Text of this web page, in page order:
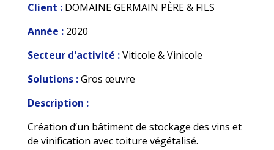
Client : DOMAINE GERMAIN PÈRE & FILS
Année : 2020
Secteur d'activité :Viticole & Vinicole
Solutions :Gros œuvre
Description :
Création d’un bâtiment de stockage des vins et
de vinification avec toiture végétalisé.